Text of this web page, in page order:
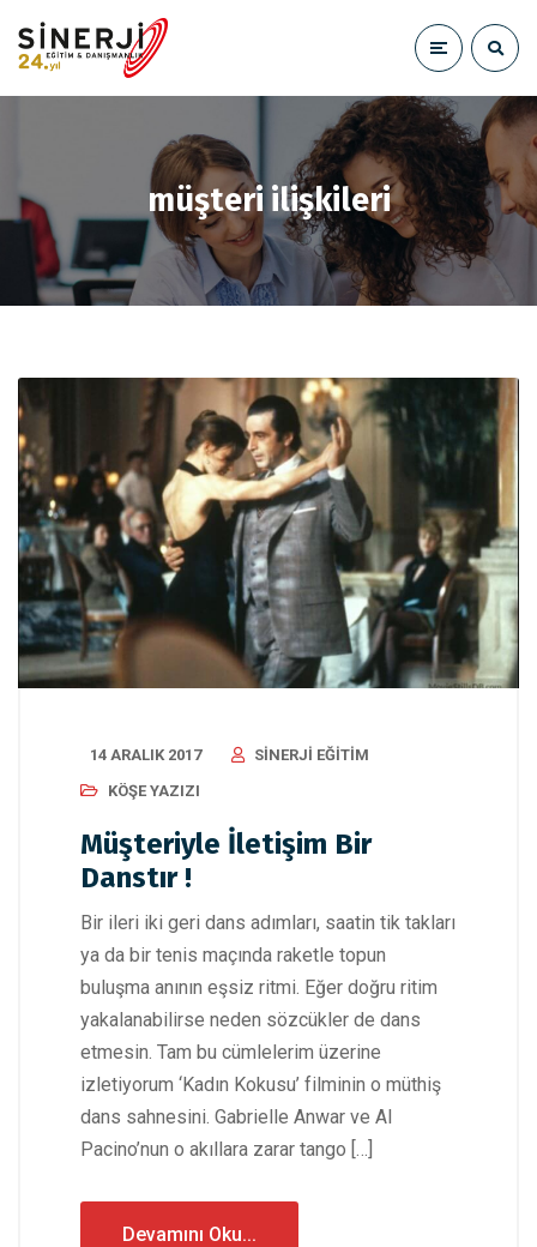
müşteri ilişkileri
14 ARALIK 2017
SINERJI EĞITIM
KÖŞE YAZIZI
Müşteriyle İletişim Bir
Danstır !
Bir ileri iki geri dans adımları, saatin tik takları
ya da bir tenis maçında raketle topun
buluşma anının eşsiz ritmi. Eğer doğru ritim
yakalanabilirse neden sözcükler de dans
etmesin. Tam bu cümlelerim üzerine
izletiyorum ‘Kadın Kokusu’ filminin o müthiş
dans sahnesini. Gabrielle Anwar ve Al
Pacino’nun o akıllara zarar tango […]
Devamını Oku...